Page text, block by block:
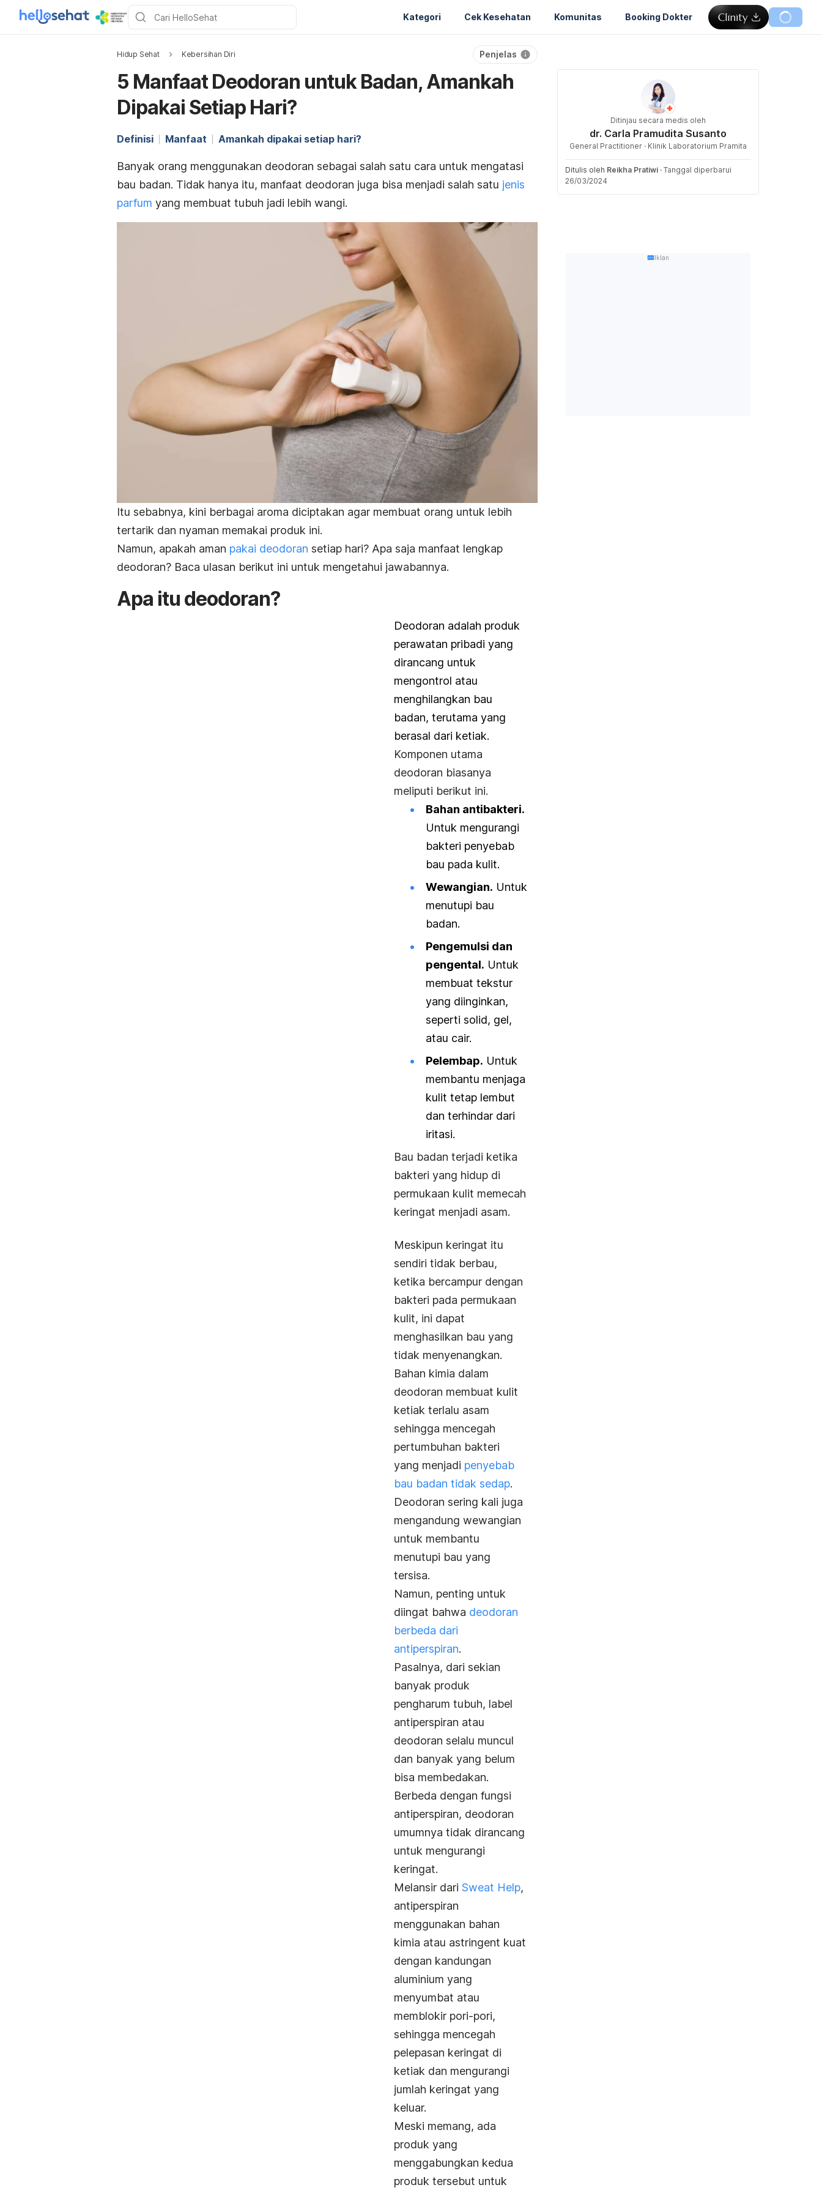
Kategori Cek Kesehatan Komunitas Booking Dokter
Hidup Sehat Kebersihan Diri Penjelas
5 Manfaat Deodoran untuk Badan, Amankah
Dipakai Setiap Hari?
Definisi Manfaat Amankah dipakai setiap hari?
Banyak orang menggunakan deodoran sebagai salah satu cara untuk mengatasi
bau badan. Tidak hanya itu, manfaat deodoran juga bisa menjadi salah satu jenis
parfum yang membuat tubuh jadi lebih wangi.
Itu sebabnya, kini berbagai aroma diciptakan agar membuat orang untuk lebih
tertarik dan nyaman memakai produk ini.
Namun, apakah aman pakai deodoran setiap hari? Apa saja manfaat lengkap
deodoran? Baca ulasan berikut ini untuk mengetahui jawabannya.
Apa itu deodoran?
Deodoran adalah produk
perawatan pribadi yang
dirancang untuk
mengontrol atau
menghilangkan bau
badan, terutama yang
berasal dari ketiak.
Komponen utama
deodoran biasanya
meliputi berikut ini.
Bahan antibakteri.
Untuk mengurangi
bakteri penyebab
bau pada kulit.
Wewangian. Untuk
menutupi bau
badan.
Pengemulsi dan
pengental. Untuk
membuat tekstur
yang diinginkan,
seperti solid, gel,
atau cair.
Pelembap. Untuk
membantu menjaga
kulit tetap lembut
dan terhindar dari
iritasi.
Bau badan terjadi ketika
bakteri yang hidup di
permukaan kulit memecah
keringat menjadi asam.
Meskipun keringat itu
sendiri tidak berbau,
ketika bercampur dengan
bakteri pada permukaan
kulit, ini dapat
menghasilkan bau yang
tidak menyenangkan.
Bahan kimia dalam
deodoran membuat kulit
ketiak terlalu asam
sehingga mencegah
pertumbuhan bakteri
yang menjadi penyebab
bau badan tidak sedap.
Deodoran sering kali juga
mengandung wewangian
untuk membantu
menutupi bau yang
tersisa.
Namun, penting untuk
diingat bahwa deodoran
berbeda dari
antiperspiran.
Pasalnya, dari sekian
banyak produk
pengharum tubuh, label
antiperspiran atau
deodoran selalu muncul
dan banyak yang belum
bisa membedakan.
Berbeda dengan fungsi
antiperspiran, deodoran
umumnya tidak dirancang
untuk mengurangi
keringat.
Melansir dariSweat Help,
antiperspiran
menggunakan bahan
kimia atau astringent kuat
dengan kandungan
aluminium yang
menyumbat atau
memblokir pori-pori,
sehingga mencegah
pelepasan keringat di
ketiak dan mengurangi
jumlah keringat yang
keluar.
Meski memang, ada
produk yang
menggabungkan kedua
produk tersebut untuk
Ditinjau secara medis oleh
dr. Carla Pramudita Susanto
General Practitioner · Klinik Laboratorium Pramita
Ditulis oleh Reikha Pratiwi · Tanggal diperbarui
26/03/2024
Iklan